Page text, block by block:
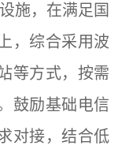
施，在满足国
，综合采用波
等方式，按需
鼓励基础电信
对接，结合低